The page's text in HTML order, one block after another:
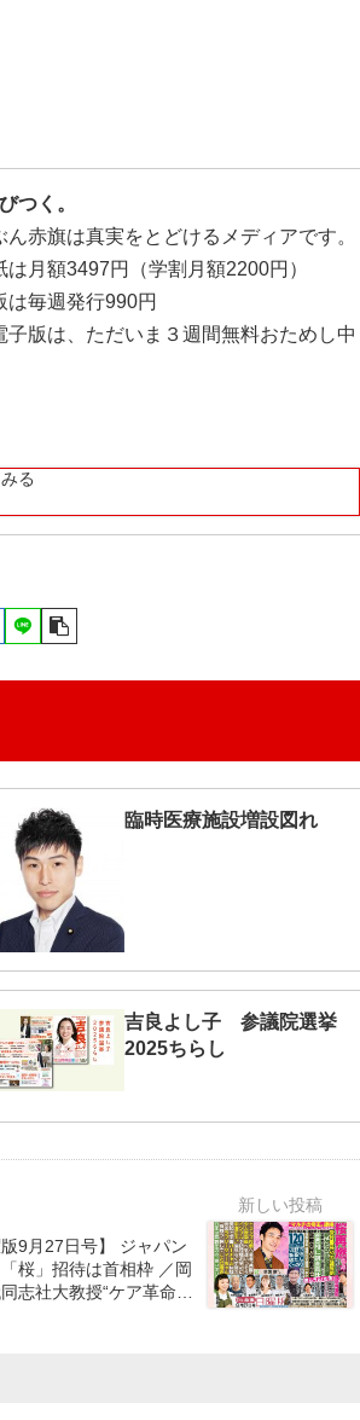
つく。
ん赤旗は真実をとどけるメディアです。
は月額3497円（学割月額2200円）
は毎週発行990円
子版は、ただいま３週間無料おためし中
る
臨時医療施設増設図れ
吉良よし子 参議院選挙
2025ちらし
版9月27日号】 ジャパン
桜」招待は首相枠 ／岡
志社大教授“ケア革命が